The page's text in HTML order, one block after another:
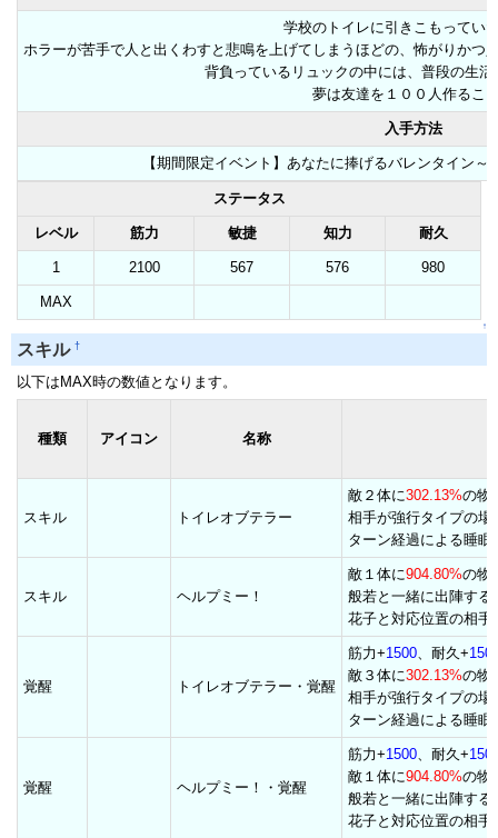
学校のトイレに引きこもってい
ホラーが苦手で人と出くわすと悲鳴を上げてしまうほどの、怖がりかつ
背負っているリュックの中には、普段の生
夢は友達を１００人作るこ
入手方法
【期間限定イベント】あなたに捧げるバレンタイン～
ステータス
レベル 筋力 敏捷 知力 耐久
1 2100 567 576 980
MAX
↑
スキル †
以下はMAX時の数値となります。
種類 アイコン 名称
スキル トイレオブテラー
敵２体に302.13%の物
相手が強行タイプの
ターン経過による睡
スキル ヘルプミー！
敵１体に904.80%の物
般若と一緒に出陣する
花子と対応位置の相
覚醒 トイレオブテラー・覚醒
筋力+1500、耐久+
敵３体に302.13%の物
相手が強行タイプの
ターン経過による睡
覚醒 ヘルプミー！・覚醒
筋力+1500、耐久+
敵１体に904.80%の物
般若と一緒に出陣する
花子と対応位置の相